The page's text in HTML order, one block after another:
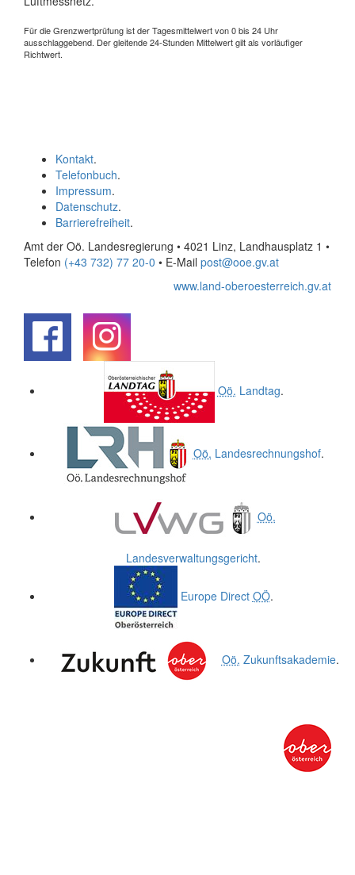
Für die Grenzwertprüfung ist der Tagesmittelwert von 0 bis 24 Uhr
ausschlaggebend. Der gleitende 24-Stunden Mittelwert gilt als vorläufiger
Richtwert.
Kontakt.
Telefonbuch.
Impressum.
Datenschutz.
Barrierefreiheit.
Amt der Oö. Landesregierung • 4021 Linz, Landhausplatz 1 •
Telefon (+43 732) 77 20-0 • E-Mail post@ooe.gv.at
www.land-oberoesterreich.gv.at
Oö. Landtag.
Oö. Landesrechnungshof.
Oö.
Landesverwaltungsgericht.
Europe Direct OÖ.
Oö. Zukunftsakademie.